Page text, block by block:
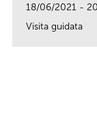
18/06/2021 -
Visita guidata